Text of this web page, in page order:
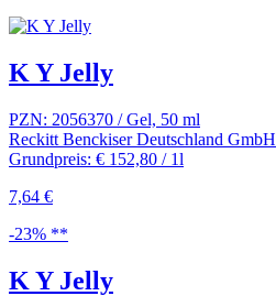
K Y Jelly
PZN: 2056370 / Gel, 50 ml
Reckitt Benckiser Deutschland GmbH
Grundpreis: € 152,80 / 1l
7,64 €
-23% **
K Y Jelly